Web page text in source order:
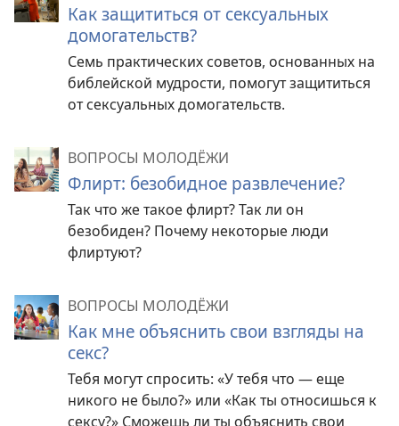
Как защититься от сексуальных
домогательств?
Семь практических советов, основанных на
библейской мудрости, помогут защититься
от сексуальных домогательств.
ВОПРОСЫ МОЛОДЁЖИ
Флирт: безобидное развлечение?
Так что же такое флирт? Так ли он
безобиден? Почему некоторые люди
флиртуют?
ВОПРОСЫ МОЛОДЁЖИ
Как мне объяснить свои взгляды на
секс?
Тебя могут спросить: «У тебя что — еще
никого не было?» или «Как ты относишься к
сексу?» Сможешь ли ты объяснить свои